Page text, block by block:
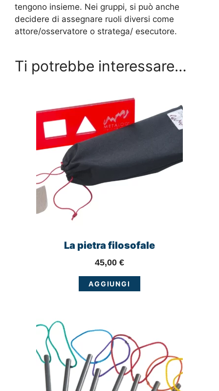
tengono insieme. Nei gruppi, si può anche
decidere di assegnare ruoli diversi come
attore/osservatore o stratega/ esecutore.
Ti potrebbe interessare…
La pietra filosofale
45,00 €
AGGIUNGI